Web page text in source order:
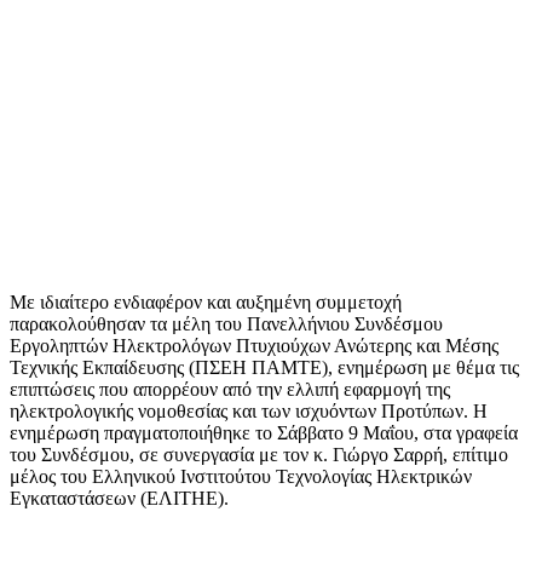
Με ιδιαίτερο ενδιαφέρον και αυξημένη συμμετοχή
παρακολούθησαν τα μέλη του Πανελλήνιου Συνδέσμου
Εργοληπτών Ηλεκτρολόγων Πτυχιούχων Ανώτερης και Μέσης
Τεχνικής Εκπαίδευσης (ΠΣΕΗ ΠΑΜΤΕ), ενημέρωση με θέμα τις
επιπτώσεις που απορρέουν από την ελλιπή εφαρμογή της
ηλεκτρολογικής νομοθεσίας και των ισχυόντων Προτύπων. Η
ενημέρωση πραγματοποιήθηκε το Σάββατο 9 Μαΐου, στα γραφεία
του Συνδέσμου, σε συνεργασία με τον κ. Γιώργο Σαρρή, επίτιμο
μέλος του Ελληνικού Ινστιτούτου Τεχνολογίας Ηλεκτρικών
Εγκαταστάσεων (ΕΛΙΤΗΕ).